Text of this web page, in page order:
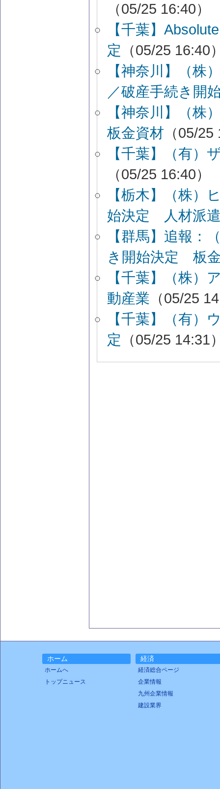
（05/25 16:40）
【千葉】
定 （05/25 16:40
【神奈川】（株
／破産手続き開
【神奈川】（
板金資材 （05/
【千葉】（有）
（05/25 16:40）
【栃木】（株）
始決定 人材派
【群馬】追報：
き開始決定 板
【千葉】（株
動産業 （05/25
【千葉】（有）
定 （05/25 14:31
ホーム
ホームへ
トップニュース
経済
経済総合ページ
企業情報
九州企業情報
建設業界